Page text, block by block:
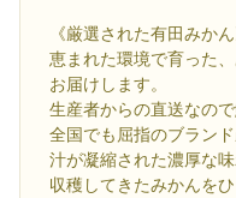
《厳選された有田みかん
恵まれた環境で育った
お届けします。
生産者からの直送なので
全国でも屈指のブラン
汁が凝縮された濃厚な味
収穫してきたみかんを